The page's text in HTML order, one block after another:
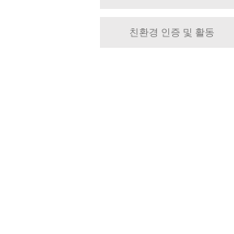
친환경 인증 및 활동